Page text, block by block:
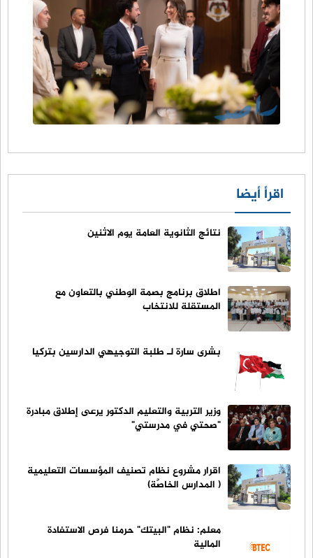
اقرأ أيضا
نتائج الثانوية العامة يوم الاثنين
اطلاق برنامج بصمة الوطني بالتعاون مع
المستقلة للانتخاب
بشرى سارة لـ طلبة التوجيهي الدارسين بتركيا
وزير التربية والتعليم الدكتور يرعى إطلاق مبادرة
"صحتي في مدرستي"
اقرار مشروع نظام تصنيف المؤسسات التعليمية
( المدارس الخاصَّة)
معلم: نظام "البيتك" حرمنا فرص الاستفادة
المالية